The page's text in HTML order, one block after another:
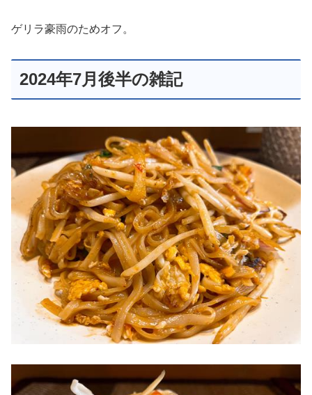
ゲリラ豪雨のためオフ。
2024年7月後半の雑記